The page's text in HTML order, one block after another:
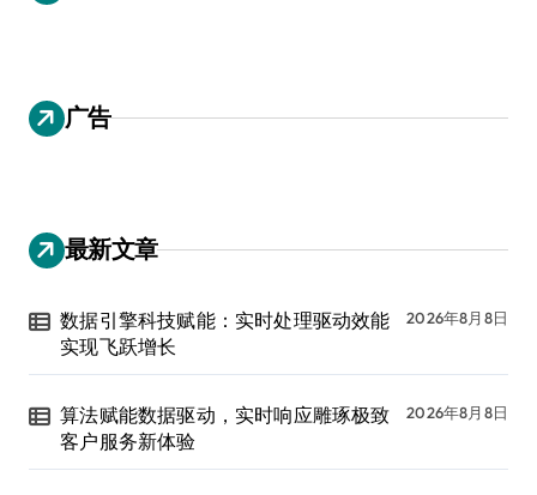
广告
最新文章
数据引擎科技赋能：实时处理驱动效能
实现飞跃增长
2026年8月8日
算法赋能数据驱动，实时响应雕琢极致
客户服务新体验
2026年8月8日